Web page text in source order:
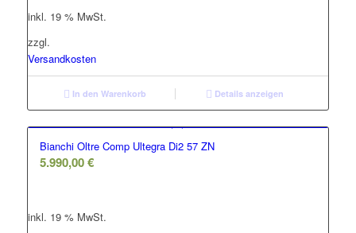
inkl. 19 % MwSt.
zzgl.
Versandkosten
In den Warenkorb Details anzeigen
Bianchi Oltre Comp Ultegra Di2 57 ZN
5.990,00€
inkl. 19 % MwSt.